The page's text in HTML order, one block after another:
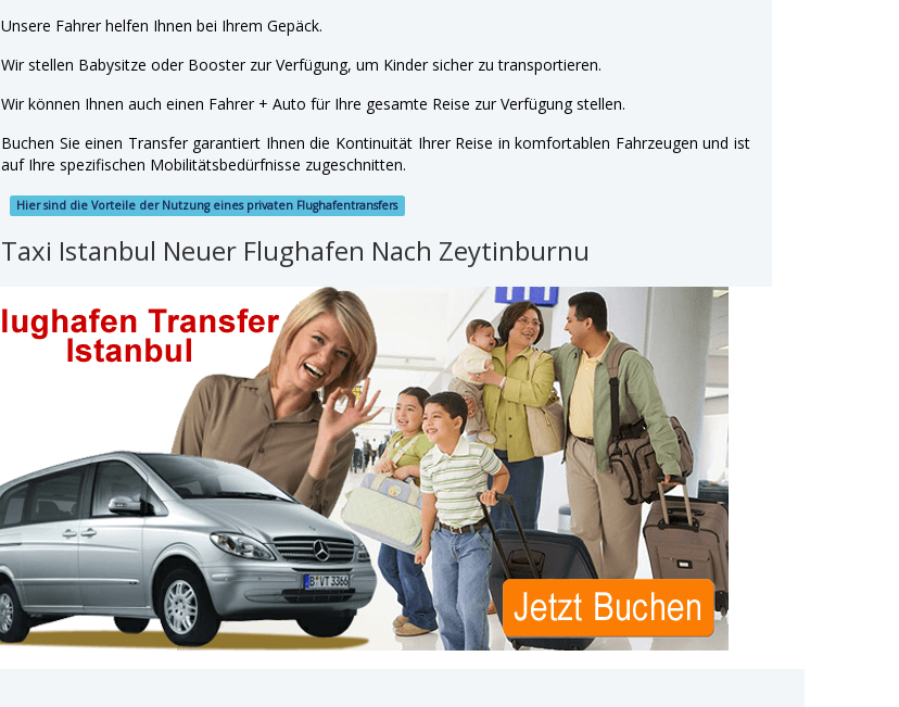
Unsere Fahrer helfen Ihnen bei Ihrem Gepäck.
Wir stellen Babysitze oder Booster zur Verfügung, um Kinder sicher zu transportieren.
Wir können Ihnen auch einen Fahrer + Auto für Ihre gesamte Reise zur Verfügung stellen.
Buchen Sie einen Transfer garantiert Ihnen die Kontinuität Ihrer Reise in komfortablen Fahrzeugen und ist
auf Ihre spezifischen Mobilitätsbedürfnisse zugeschnitten.
Hier sind die Vorteile der Nutzung eines privaten Flughafentransfers
Taxi Istanbul Neuer Flughafen Nach Zeytinburnu